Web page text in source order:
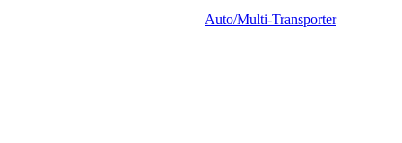
Auto/Multi-Transporter